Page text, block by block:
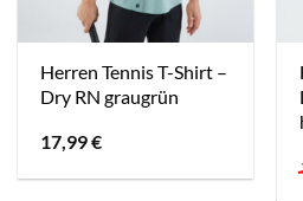
Herren Tennis T-Shirt –
Dry RN graugrün
17,99€